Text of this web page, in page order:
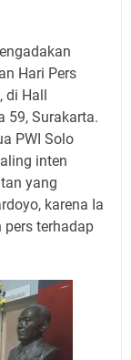
Hari Pers
Hall
59, Surakarta.
PWI Solo
inten
yang
karena Ia
terhadap